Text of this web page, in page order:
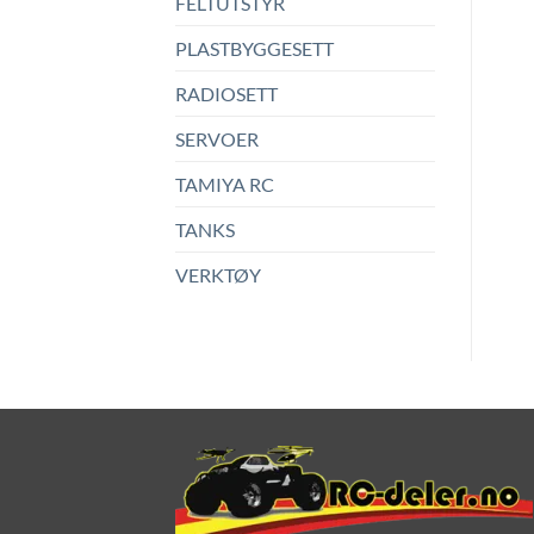
PLASTBYGGESETT
RADIOSETT
SERVOER
TAMIYA RC
TANKS
VERKTØY